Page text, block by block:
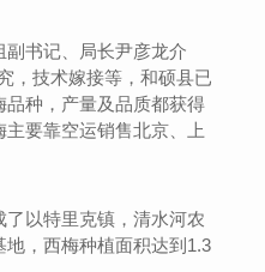
书记、局长尹彦龙介
，技术嫁接等，和硕县已
种，产量及品质都获得
要靠空运销售北京、上
以特里克镇，清水河农
，西梅种植面积达到1.3